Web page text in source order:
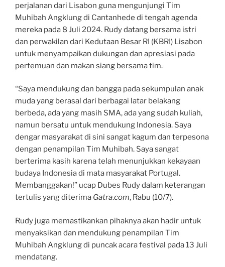
perjalanan dari Lisabon guna mengunjungi Tim
Muhibah Angklung di Cantanhede di tengah agenda
mereka pada 8 Juli 2024. Rudy datang bersama istri
dan perwakilan dari Kedutaan Besar RI (KBRI) Lisabon
untuk menyampaikan dukungan dan apresiasi pada
pertemuan dan makan siang bersama tim.
“Saya mendukung dan bangga pada sekumpulan anak
muda yang berasal dari berbagai latar belakang
berbeda, ada yang masih SMA, ada yang sudah kuliah,
namun bersatu untuk mendukung Indonesia. Saya
dengar masyarakat di sini sangat kagum dan terpesona
dengan penampilan Tim Muhibah. Saya sangat
berterima kasih karena telah menunjukkan kekayaan
budaya Indonesia di mata masyarakat Portugal.
Membanggakan!” ucap Dubes Rudy dalam keterangan
tertulis yang diterima Gatra.com, Rabu (10/7).
Rudy juga memastikankan pihaknya akan hadir untuk
menyaksikan dan mendukung penampilan Tim
Muhibah Angklung di puncak acara festival pada 13 Juli
mendatang.